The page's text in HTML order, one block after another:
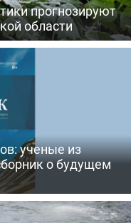
прогнозируют
области
ученые из
о будущем